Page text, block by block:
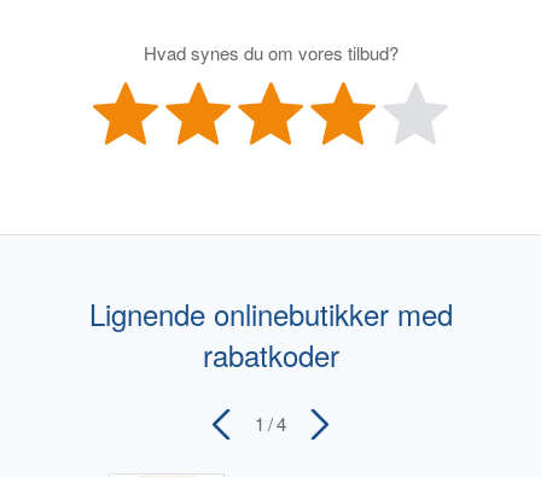
Hvad synes du om vores tilbud?
Lignende onlinebutikker med
rabatkoder
1 / 4